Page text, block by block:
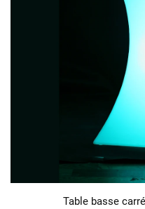
Table basse